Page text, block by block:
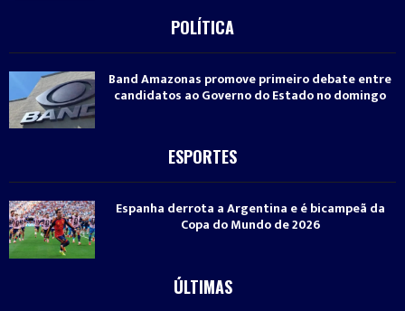
POLÍTICA
Band Amazonas promove primeiro debate entre
candidatos ao Governo do Estado no domingo
ESPORTES
Espanha derrota a Argentina e é bicampeã da
Copa do Mundo de 2026
ÚLTIMAS